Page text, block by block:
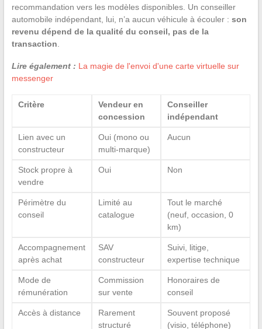
recommandation vers les modèles disponibles. Un conseiller
automobile indépendant, lui, n’a aucun véhicule à écouler : son
revenu dépend de la qualité du conseil, pas de la
transaction
Lire également : La magie de l'envoi d'une carte virtuelle sur
messenger
Critère
Vendeur en
concession
Conseiller
indépendant
Lien avec un
constructeur
Oui (mono ou
multi-marque)
Aucun
Stock propre à
vendre
Oui Non
Périmètre du
conseil
Limité au
catalogue
Tout le marché
(neuf, occasion, 0
km)
Accompagnement
après achat
SAV
constructeur
Suivi, litige,
expertise technique
Mode de
rémunération
Commission
sur vente
Honoraires de
conseil
Accès à distance
Rarement
structuré
Souvent proposé
(visio, téléphone)